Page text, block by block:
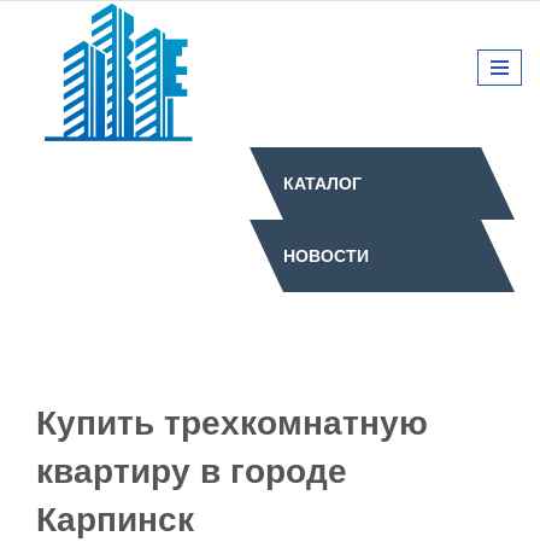
КАТАЛОГ
НОВОСТИ
Купить трехкомнатную
квартиру в городе
Карпинск